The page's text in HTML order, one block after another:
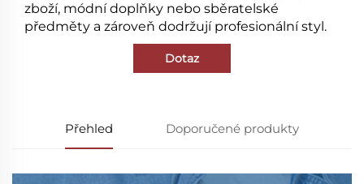
zboží, módní doplňky nebo sběratelské
předměty a zároveň dodržují profesionální styl.
Dotaz
Přehled Doporučené produkty